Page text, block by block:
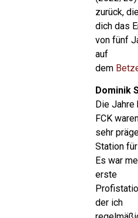
zurück,
dich das
von fünf
auf
dem
Dominik
Die Jahre
FCK
sehr
Station
Es war
erste
der ich